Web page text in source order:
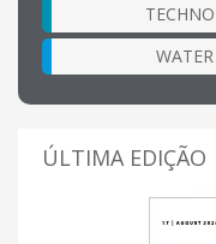
ÚLTIMA EDIÇÃO